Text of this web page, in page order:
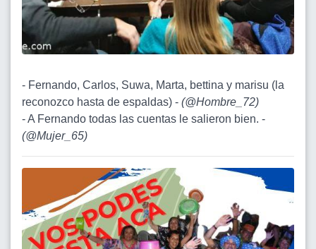
- Fernando, Carlos, Suwa, Marta, bettina y marisu (la
reconozco hasta de espaldas) - (@Hombre_72)
- A Fernando todas las cuentas le salieron bien. -
(@Mujer_65)